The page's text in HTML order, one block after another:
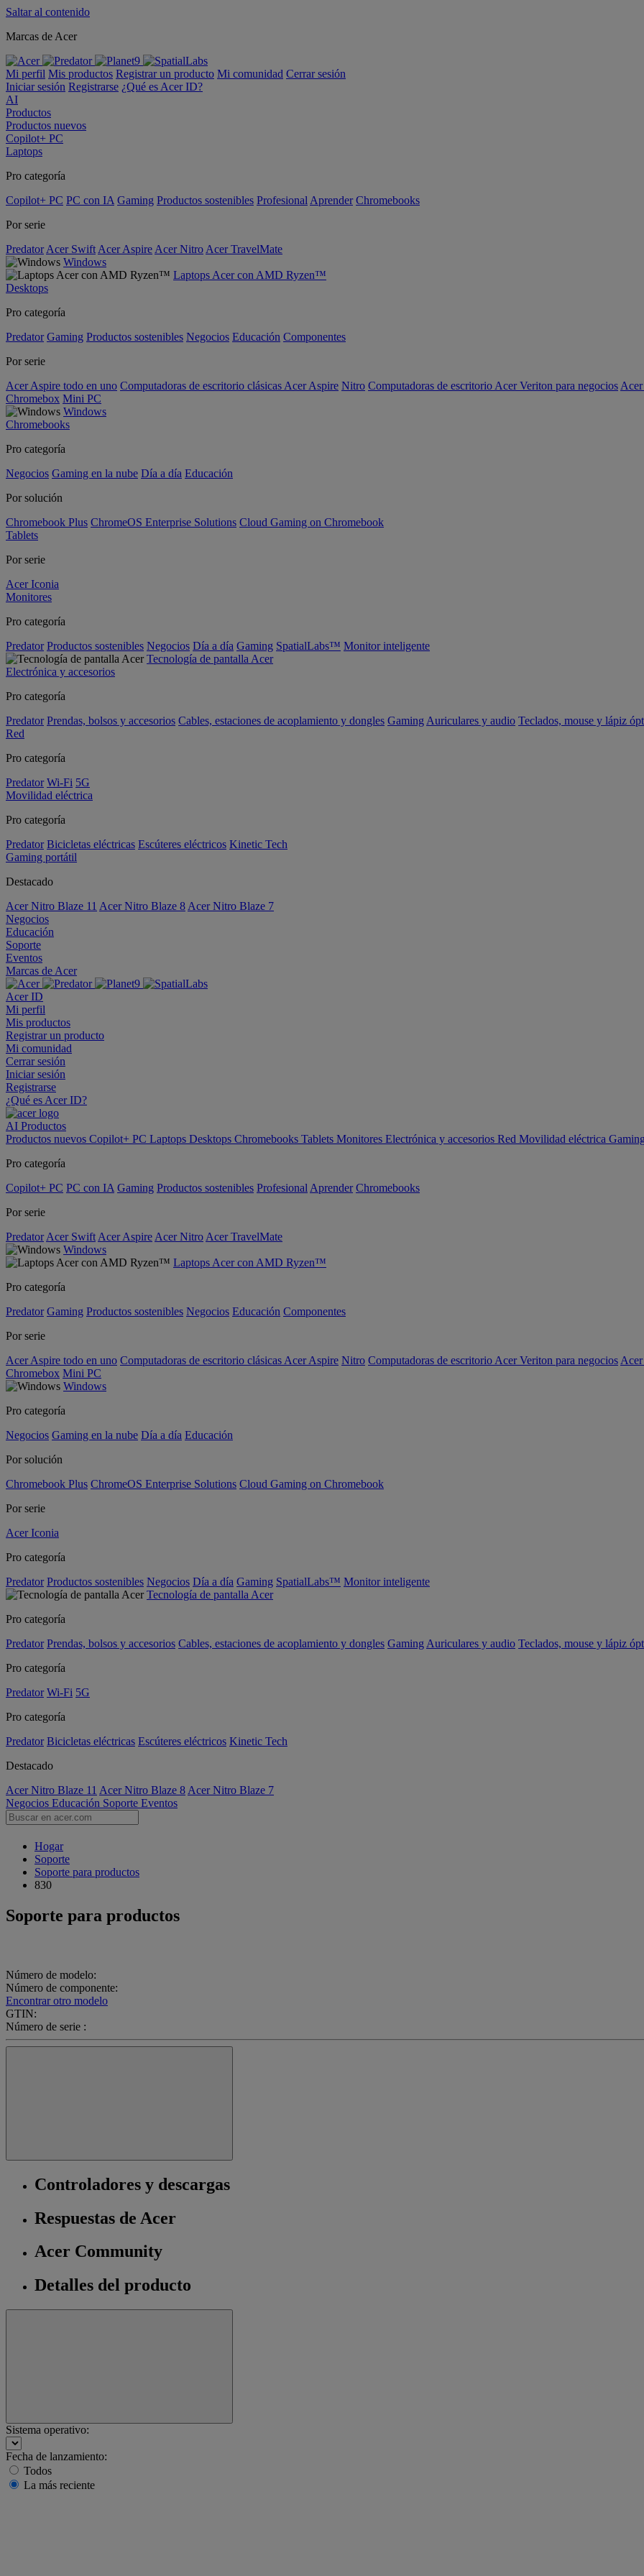
Saltar al contenido
Marcas de Acer
Mi perfil Mis productos Registrar un producto Mi comunidad Cerrar sesión
Iniciar sesión Registrarse ¿Qué es Acer ID?
AI
Productos
Productos nuevos
Copilot+ PC
Laptops
Pro categoría
Copilot+ PC PC con IA Gaming Productos sostenibles Profesional Aprender Chromebooks
Por serie
Predator Acer Swift Acer Aspire Acer Nitro Acer TravelMate
Windows
Laptops Acer con AMD Ryzen™
Desktops
Pro categoría
Predator Gaming Productos sostenibles Negocios Educación Componentes
Por serie
Acer Aspire todo en uno Computadoras de escritorio clásicas Acer Aspire Nitro Computadoras de escritorio Acer Veriton para negocios
Chromebox Mini PC
Windows
Chromebooks
Pro categoría
Negocios Gaming en la nube Día a día Educación
Por solución
Chromebook Plus ChromeOS Enterprise Solutions Cloud Gaming on Chromebook
Tablets
Por serie
Acer Iconia
Monitores
Pro categoría
Predator Productos sostenibles Negocios Día a día Gaming SpatialLabs™ Monitor inteligente
Tecnología de pantalla Acer
Electrónica y accesorios
Pro categoría
Predator Prendas, bolsos y accesorios Cables, estaciones de acoplamiento y dongles Gaming Auriculares y audio Teclados, mouse y lápiz
Red
Pro categoría
Predator Wi-Fi 5G
Movilidad eléctrica
Pro categoría
Predator Bicicletas eléctricas Escúteres eléctricos Kinetic Tech
Gaming portátil
Destacado
Acer Nitro Blaze 11 Acer Nitro Blaze 8 Acer Nitro Blaze 7
Negocios
Educación
Soporte
Eventos
Marcas de Acer
Acer ID
Mi perfil
Mis productos
Registrar un producto
Mi comunidad
Cerrar sesión
Iniciar sesión
Registrarse
¿Qué es Acer ID?
AI Productos
Productos nuevos Copilot+ PC Laptops Desktops Chromebooks Tablets Monitores Electrónica y accesorios Red Movilidad eléctrica
Pro categoría
Copilot+ PC PC con IA Gaming Productos sostenibles Profesional Aprender Chromebooks
Por serie
Predator Acer Swift Acer Aspire Acer Nitro Acer TravelMate
Windows
Laptops Acer con AMD Ryzen™
Pro categoría
Predator Gaming Productos sostenibles Negocios Educación Componentes
Por serie
Acer Aspire todo en uno Computadoras de escritorio clásicas Acer Aspire Nitro Computadoras de escritorio Acer Veriton para negocios
Chromebox Mini PC
Windows
Pro categoría
Negocios Gaming en la nube Día a día Educación
Por solución
Chromebook Plus ChromeOS Enterprise Solutions Cloud Gaming on Chromebook
Por serie
Acer Iconia
Pro categoría
Predator Productos sostenibles Negocios Día a día Gaming SpatialLabs™ Monitor inteligente
Tecnología de pantalla Acer
Pro categoría
Predator Prendas, bolsos y accesorios Cables, estaciones de acoplamiento y dongles Gaming Auriculares y audio Teclados, mouse y lápiz
Pro categoría
Predator Wi-Fi 5G
Pro categoría
Predator Bicicletas eléctricas Escúteres eléctricos Kinetic Tech
Destacado
Acer Nitro Blaze 11 Acer Nitro Blaze 8 Acer Nitro Blaze 7
Negocios Educación Soporte Eventos
Hogar
Soporte
Soporte para productos
830
Soporte para productos
Número de modelo:
Número de componente:
Encontrar otro modelo
GTIN:
Número de serie :
Controladores y descargas
Respuestas de Acer
Acer Community
Detalles del producto
Sistema operativo:
Fecha de lanzamiento:
Todos
La más reciente